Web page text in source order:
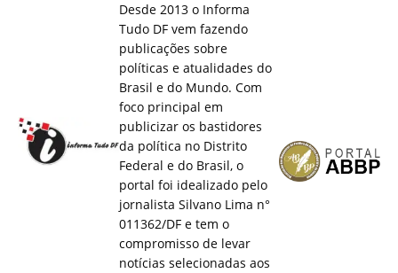
Desde 2013 o Informa
Tudo DF vem fazendo
publicações sobre
políticas e atualidades do
Brasil e do Mundo. Com
foco principal em
publicizar os bastidores
da política no Distrito
Federal e do Brasil, o
portal foi idealizado pelo
jornalista Silvano Lima n°
011362/DF e tem o
compromisso de levar
notícias selecionadas aos